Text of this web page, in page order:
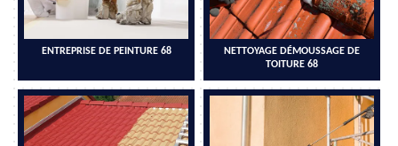
ENTREPRISE DE PEINTURE 68
NETTOYAGE DÉMOUSSAGE DE
TOITURE 68